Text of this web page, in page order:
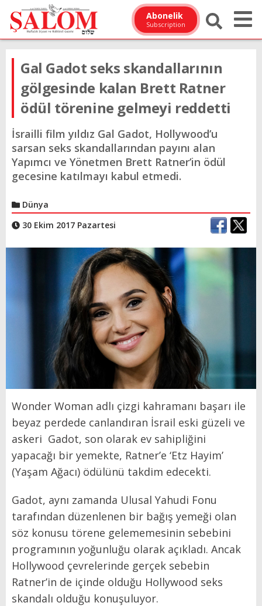
Abonelik
Subscription
Gal Gadot seks skandallarının
gölgesinde kalan Brett Ratner
ödül törenine gelmeyi reddetti
İsrailli film yıldız Gal Gadot, Hollywood’u
sarsan seks skandallarından payını alan
Yapımcı ve Yönetmen Brett Ratner’in ödül
gecesine katılmayı kabul etmedi.
Dünya
30 Ekim 2017 Pazartesi
Wonder Woman adlı çizgi kahramanı başarı ile
beyaz perdede canlandıran İsrail eski güzeli ve
askeri Gadot, son olarak ev sahipliğini
yapacağı bir yemekte, Ratner’e ‘Etz Hayim’
(Yaşam Ağacı) ödülünü takdim edecekti.
Gadot, aynı zamanda Ulusal Yahudi Fonu
tarafından düzenlenen bir bağış yemeği olan
söz konusu törene gelememesinin sebebini
programının yoğunluğu olarak açıkladı. Ancak
Hollywood çevrelerinde gerçek sebebin
Ratner’in de içinde olduğu Hollywood seks
skandalı olduğu konuşuluyor.